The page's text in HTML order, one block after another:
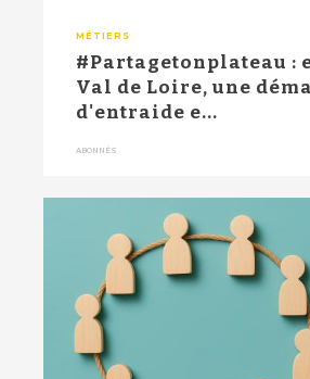
MÉTIERS
#Partagetonplateau :
Val de Loire, une
d'entraide e...
ABONNÉS